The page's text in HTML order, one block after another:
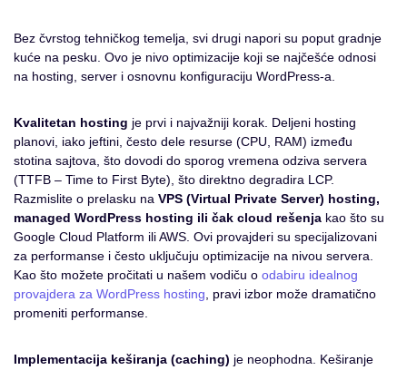
Bez čvrstog tehničkog temelja, svi drugi napori su poput gradnje
kuće na pesku. Ovo je nivo optimizacije koji se najčešće odnosi
na hosting, server i osnovnu konfiguraciju WordPress-a.
Kvalitetan hosting je prvi i najvažniji korak. Deljeni hosting
planovi, iako jeftini, često dele resurse (CPU, RAM) između
stotina sajtova, što dovodi do sporog vremena odziva servera
(TTFB – Time to First Byte), što direktno degradira LCP.
Razmislite o prelasku na VPS (Virtual Private Server) hosting,
managed WordPress hosting ili čak cloud rešenja kao što su
Google Cloud Platform ili AWS. Ovi provajderi su specijalizovani
za performanse i često uključuju optimizacije na nivou servera.
Kao što možete pročitati u našem vodiču o odabiru idealnog
provajdera za WordPress hosting , pravi izbor može dramatično
promeniti performanse.
Implementacija keširanja (caching) je neophodna. Keširanje